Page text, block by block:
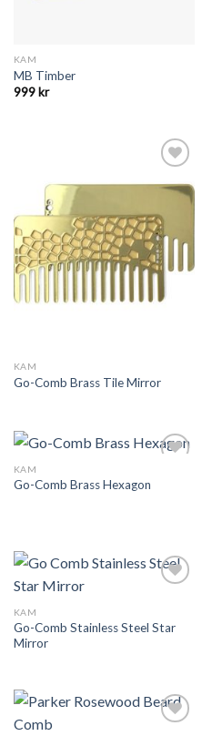
KAM
MB Timber
999kr
Wishlist
KAM
Go-Comb Brass Tile Mirror
Wishlist
KAM
Go-Comb Brass Hexagon
KAM
Go-Comb Stainless Steel Star
Mirror